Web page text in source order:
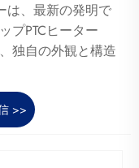
は、最新の発明で
プPTCヒーター
独自の外観と構造
>>